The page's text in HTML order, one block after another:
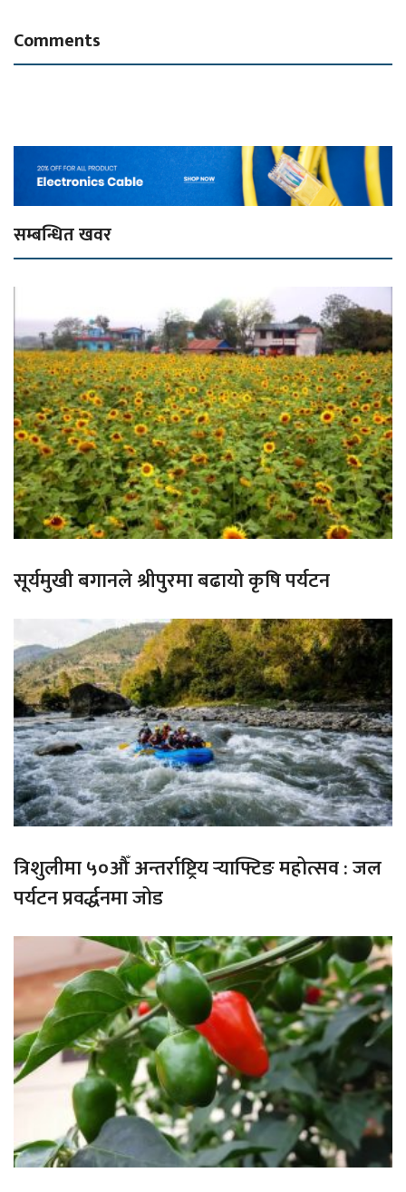
Comments
सम्बन्धित खवर
सूर्यमुखी बगानले श्रीपुरमा बढायो कृषि पर्यटन
त्रिशुलीमा ५०औँ अन्तर्राष्ट्रिय र्‍याफ्टिङ महोत्सव : जल
पर्यटन प्रवर्द्धनमा जोड